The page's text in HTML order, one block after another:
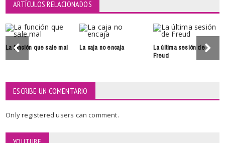
ARTÍCULOS RELACIONADOS
La función que sale mal La caja no encaja La última sesión de
Freud
ESCRIBE UN COMENTARIO
Onlyregisteredusers can comment.